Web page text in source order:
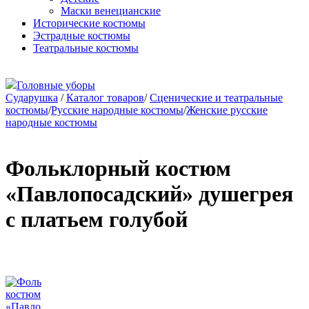
Маски венецианские
Исторические костюмы
Эстрадные костюмы
Театральные костюмы
Головные уборы
Сударушка / Каталог товаров/ Сценические и театральные
костюмы/Русские народные костюмы/Женские русские
народные костюмы
Фольклорный костюм
«Павлопосадский» душегрея
с платьем голубой